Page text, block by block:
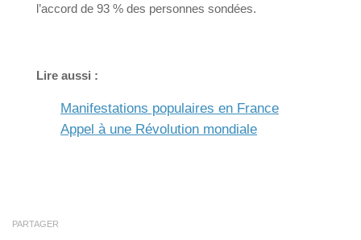
l’accord de 93 % des personnes sondées.
Lire aussi :
Manifestations populaires en France
Appel à une Révolution mondiale
PARTAGER